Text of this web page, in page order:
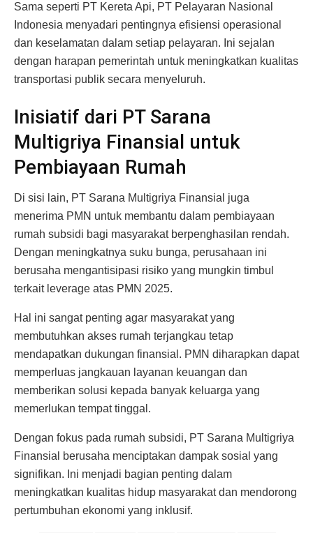
Sama seperti PT Kereta Api, PT Pelayaran Nasional
Indonesia menyadari pentingnya efisiensi operasional
dan keselamatan dalam setiap pelayaran. Ini sejalan
dengan harapan pemerintah untuk meningkatkan kualitas
transportasi publik secara menyeluruh.
Inisiatif dari PT Sarana
Multigriya Finansial untuk
Pembiayaan Rumah
Di sisi lain, PT Sarana Multigriya Finansial juga
menerima PMN untuk membantu dalam pembiayaan
rumah subsidi bagi masyarakat berpenghasilan rendah.
Dengan meningkatnya suku bunga, perusahaan ini
berusaha mengantisipasi risiko yang mungkin timbul
terkait leverage atas PMN 2025.
Hal ini sangat penting agar masyarakat yang
membutuhkan akses rumah terjangkau tetap
mendapatkan dukungan finansial. PMN diharapkan dapat
memperluas jangkauan layanan keuangan dan
memberikan solusi kepada banyak keluarga yang
memerlukan tempat tinggal.
Dengan fokus pada rumah subsidi, PT Sarana Multigriya
Finansial berusaha menciptakan dampak sosial yang
signifikan. Ini menjadi bagian penting dalam
meningkatkan kualitas hidup masyarakat dan mendorong
pertumbuhan ekonomi yang inklusif.